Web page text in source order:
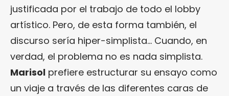
justificada por el trabajo de todo el lobby
artístico. Pero, de esta forma también, el
discurso sería hiper-simplista… Cuando, en
verdad, el problema no es nada simplista.
Marisol prefiere estructurar su ensayo como
un viaje a través de las diferentes caras de